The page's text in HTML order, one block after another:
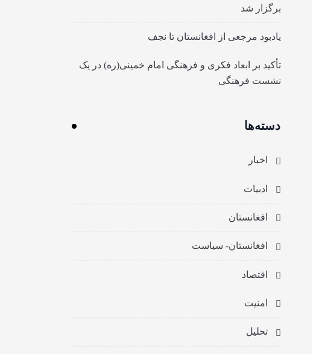
برگزار شد
یادبود مرجعی از افغانستان تا نجف
تأکید بر ابعاد فکری و فرهنگی امام خمینی(ره) در یک
نشست فرهنگی
دسته‌ها
اخبار
ادبیات
افغانستان
افغانستان- سیاست
اقتصاد
امنیت
تحلیل